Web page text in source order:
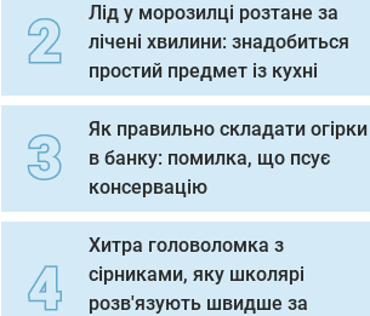
Лід у морозилці розтане за
лічені хвилини: знадобиться
простий предмет із кухні
Як правильно складати огірки
в банку: помилка, що псує
консервацію
Хитра головоломка з
сірниками, яку школярі
розв'язують швидше за